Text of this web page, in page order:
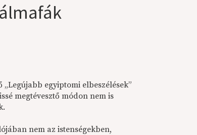
egyiptomi elbeszélések”
megtévesztő módon nem is
nem az istenségekben,